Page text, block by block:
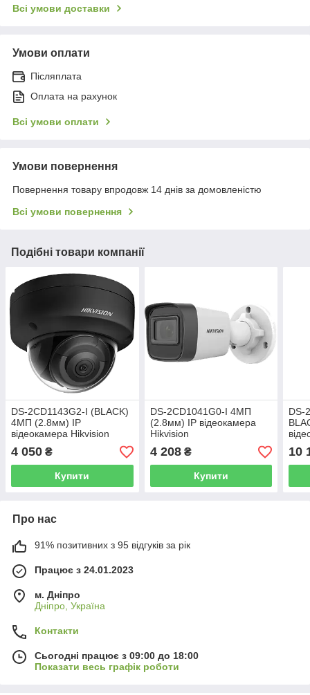
Всі умови доставки
Умови оплати
Післяплата
Оплата на рахунок
Всі умови оплати
Умови повернення
Повернення товару впродовж 14 днів за домовленістю
Всі умови повернення
Подібні товари компанії
DS-2CD1143G2-I (BLACK)
4МП (2.8мм) IP
відеокамера Hikvision
4 050 ₴
Купити
DS-2CD1041G0-I 4МП
(2.8мм) IP відеокамера
Hikvision
4 208₴
Купити
DS-
10
Про нас
91% позитивних з 95 відгуків за рік
Працює з 24.01.2023
м. Дніпро
Дніпро, Україна
Контакти
Сьогодні працює з 09:00 до 18:00
Показати весь графік роботи